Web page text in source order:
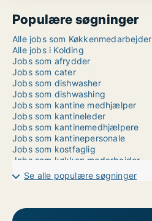
Populære søgninger
Alle jobs som Køkkenmedarbejder
Alle jobs i Kolding
Jobs som afrydder
Jobs som cater
Jobs som dishwasher
Jobs som dishwashing
Jobs som kantine medhjælper
Jobs som kantineleder
Jobs som kantinemedhjælpere
Jobs som kantinepersonale
Jobs som kostfaglig
Jobs som køkken medarbejder
Jobs som køkkenassistent
Jobs som køkkendame
Jobs som køkkenmedarbejder
Se alle populære søgninger